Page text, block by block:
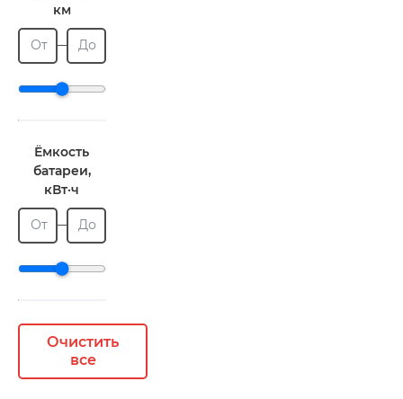
км
От До
Ёмкость
батареи,
кВт·ч
От До
Очистить
все